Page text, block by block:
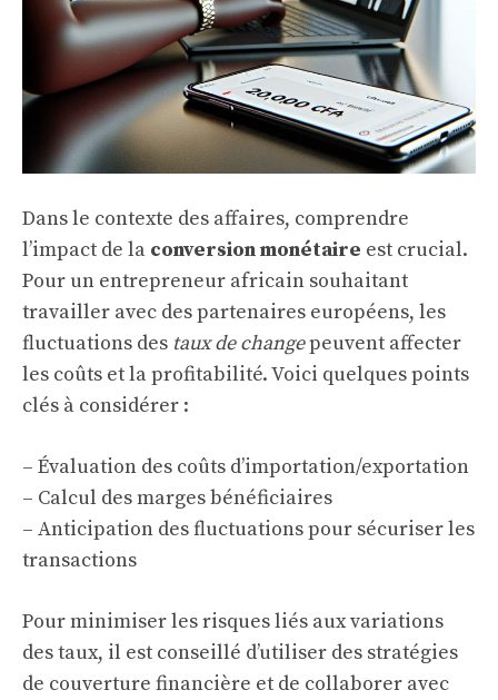
Dans le contexte des affaires, comprendre
l’impact de la conversion monétaire est crucial.
Pour un entrepreneur africain souhaitant
travailler avec des partenaires européens, les
fluctuations des taux de changepeuvent affecter
les coûts et la profitabilité. Voici quelques points
clés à considérer :
– Évaluation des coûts d’importation/exportation
– Calcul des marges bénéficiaires
– Anticipation des fluctuations pour sécuriser les
transactions
Pour minimiser les risques liés aux variations
des taux, il est conseillé d’utiliser des stratégies
de couverture financière et de collaborer avec